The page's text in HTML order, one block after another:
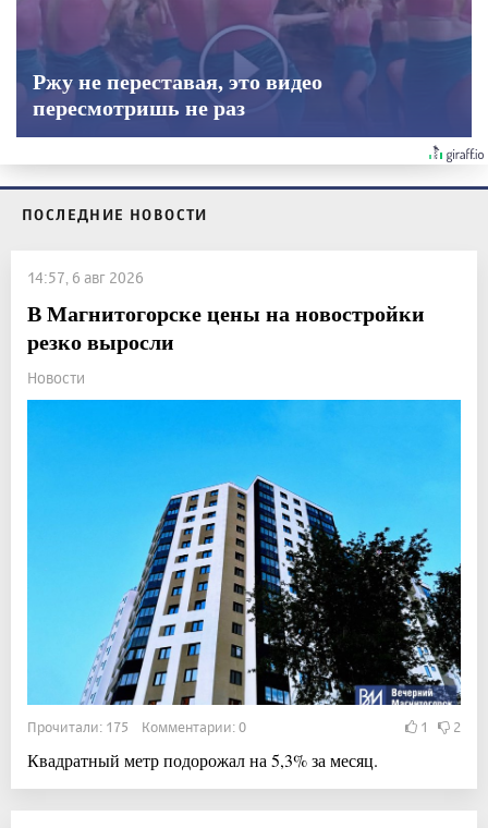
Ржу не переставая, это видео
пересмотришь не раз
ПОСЛЕДНИЕ НОВОСТИ
14:57, 6 авг 2026
В Магнитогорске цены на новостройки
резко выросли
Новости
Прочитали: 175 Комментарии: 0 1 2
Квадратный метр подорожал на 5,3% за месяц.